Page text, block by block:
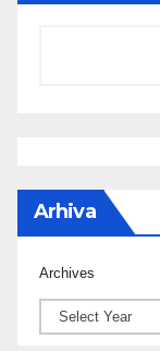
Arhiva
Archives